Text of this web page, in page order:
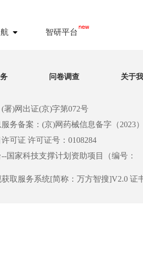
智研平台
问卷调查 关于
署)网出证(京)字第072号
务备案：(京)网药械信息备字（2023
可证 许可证号：0108284
国家科技支撑计划资助项目（编号：
取服务系统[简称：万方智搜]V2.0 证